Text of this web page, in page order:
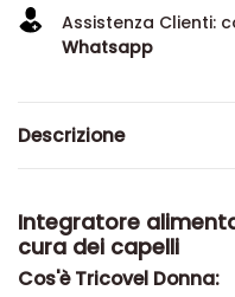
Assistenza Clienti:
Whatsapp
Descrizione
Integratore
cura dei capelli
Cos'è Tricovel Donna: